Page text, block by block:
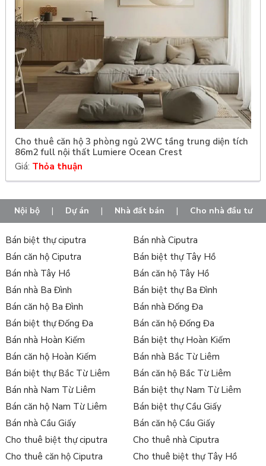
Cho thuê căn hộ 3 phòng ngủ 2WC tầng trung diện tích
86m2 full nội thất Lumiere Ocean Crest
Giá: Thỏa thuận
Nội bộ | Dự án | Nhà đất bán | Cho nhà đầu tư
Bán biệt thự ciputra
Bán nhà Ciputra
Bán căn hộ Ciputra
Bán biệt thự Tây Hồ
Bán nhà Tây Hồ
Bán căn hộ Tây Hồ
Bán nhà Ba Đình
Bán biệt thự Ba Đình
Bán căn hộ Ba Đình
Bán nhà Đống Đa
Bán biệt thự Đống Đa
Bán căn hộ Đống Đa
Bán nhà Hoàn Kiếm
Bán biệt thự Hoàn Kiếm
Bán căn hộ Hoàn Kiếm
Bán nhà Bắc Từ Liêm
Bán biệt thự Bắc Từ Liêm
Bán căn hộ Bắc Từ Liêm
Bán nhà Nam Từ Liêm
Bán biệt thự Nam Từ Liêm
Bán căn hộ Nam Từ Liêm
Bán biệt thự Cầu Giấy
Bán nhà Cầu Giấy
Bán căn hộ Cầu Giấy
Cho thuê biệt thự ciputra
Cho thuê nhà Ciputra
Cho thuê căn hộ Ciputra
Cho thuê biệt thự Tây Hồ